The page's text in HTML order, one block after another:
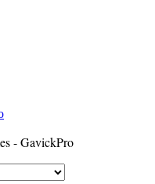
- GavickPro